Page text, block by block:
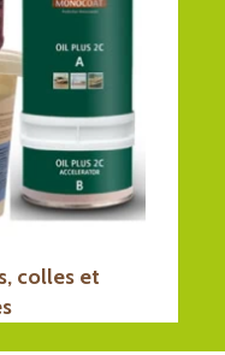
colles et